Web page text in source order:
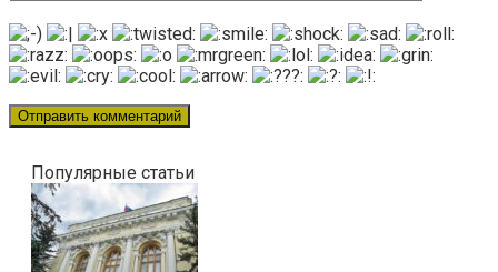
Популярные статьи